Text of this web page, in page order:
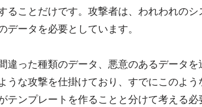
ることだけです。攻撃者は、われわれの
データを必要としています。
違った種類のデータ、悪意のあるデータ
うな攻撃を仕掛けており、すでにこのよ
テンプレートを作ることと分けて考える必